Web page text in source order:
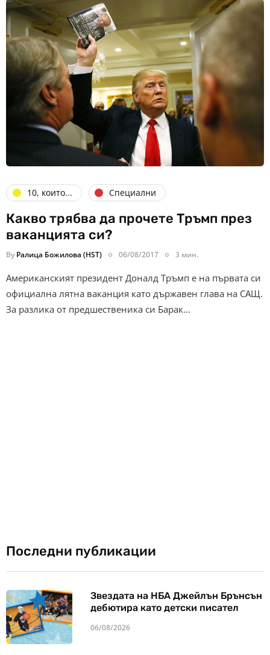
10, които... Специални
Какво трябва да прочете Тръмп през
ваканцията си?
By Ралица Божилова (HST) 06/08/2017 3 мин.
Американският президент Доналд Тръмп е на първата си
официална лятна ваканция като държавен глава на САЩ.
За разлика от предшественика си Барак…
Последни публикации
Звездата на НБА Джейлън Брънсън
дебютира като детски писател
06/08/2026